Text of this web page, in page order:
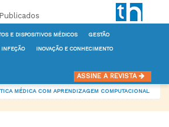
E DISPOSITIVOS MÉDICOS GESTÃO
INFEÇÃO INOVAÇÃO E CONHECIMENTO
ASSINE A REVISTA
E DISPOSITIVOS MÉDICOS
MÉDICA COM APRENDIZAGEM COMPUTACIONAL